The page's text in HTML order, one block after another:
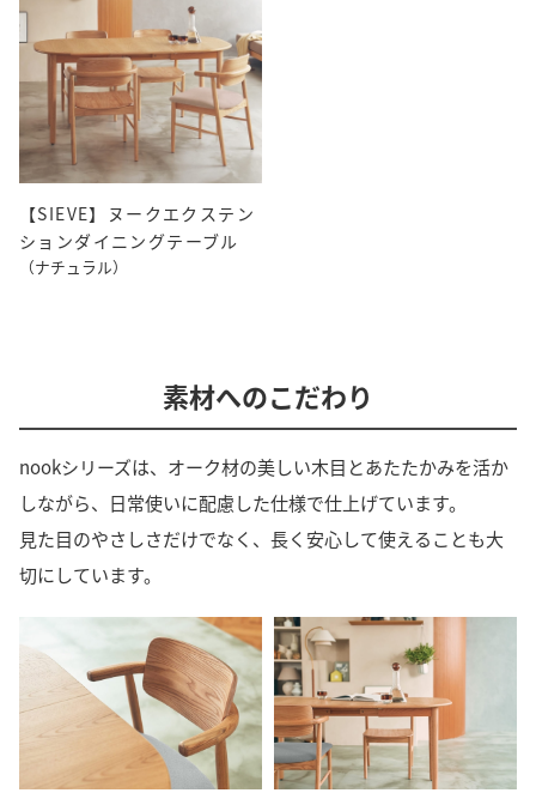
【SIEVE】ヌークエクステン
ションダイニングテーブル
（ナチュラル）
素材へのこだわり
nookシリーズは、オーク材の美しい木目とあたたかみを活か
しながら、日常使いに配慮した仕様で仕上げています。
見た目のやさしさだけでなく、長く安心して使えることも大
切にしています。